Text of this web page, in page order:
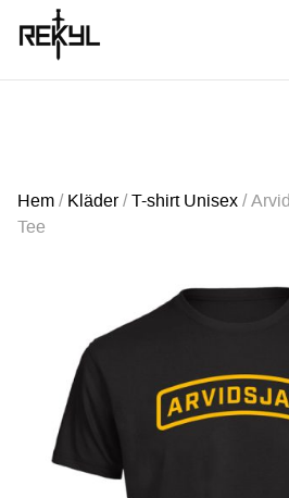
FULLT TRYCK I LEDNINGAR- MEDFÖR
Hem/ Kläder/T-shirt Unisex/
Tee